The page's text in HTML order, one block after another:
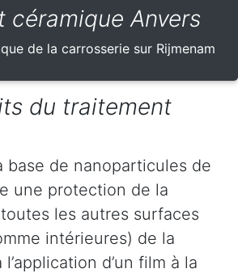
céramique Anvers
de la carrosserie sur Rijmenam
du traitement
base de nanoparticules de
une protection de la
les autres surfaces
intérieures) de la
d’un film à la